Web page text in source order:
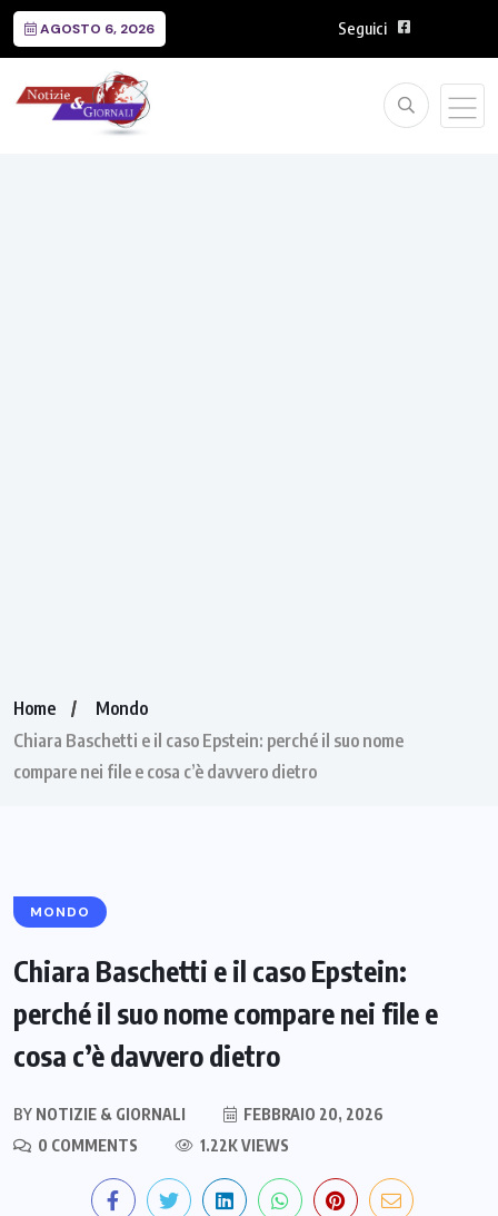
AGOSTO 6, 2026 Seguici
Home
Mondo
Chiara Baschetti e il caso Epstein: perché il suo nome
compare nei file e cosa c’è davvero dietro
MONDO
Chiara Baschetti e il caso Epstein:
perché il suo nome compare nei file e
cosa c’è davvero dietro
BY NOTIZIE & GIORNALI
FEBBRAIO 20, 2026
0 COMMENTS
1.22K VIEWS